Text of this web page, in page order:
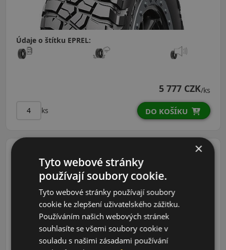
Údaje o štítku EPREL:
5 777 CZK/ks
ks DO KOŠÍKU
LETNÍ PNEU
Mud Terrain
T/A KM3
255/70R16 (120) Q
Údaje o štítku EPREL:
×
Tyto webové stránky
používají soubory cookie.
Tyto webové stránky používají soubory
cookie ke zlepšení uživatelského zážitku.
Používáním našich webových stránek
souhlasíte se všemi soubory cookie v
souladu s našimi zásadami používání